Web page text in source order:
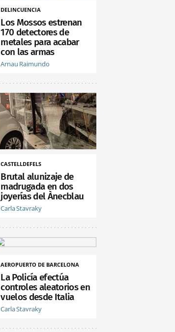
DELINCUENCIA
Los Mossos estrenan
170 detectores de
metales para acabar
con las armas
Arnau Raimundo
CASTELLDEFELS
Brutal alunizaje de
madrugada en dos
joyerías del Ànecblau
Carla Stavraky
AEROPUERTO DE BARCELONA
La Policía efectúa
controles aleatorios en
vuelos desde Italia
Carla Stavraky